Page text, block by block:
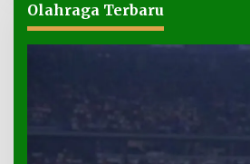
Olahraga Terbaru